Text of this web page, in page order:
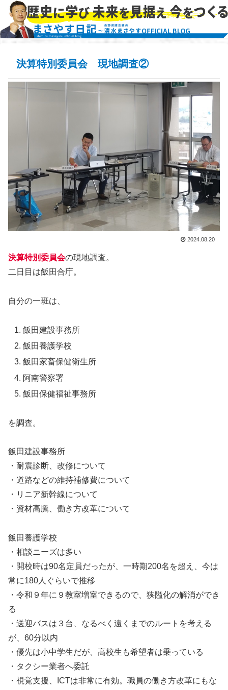
決算特別委員会 現地調査②
2024.08.20
決算特別委員会の現地調査。
二日目は飯田合庁。
自分の一班は、
飯田建設事務所
飯田養護学校
飯田家畜保健衛生所
阿南警察署
飯田保健福祉事務所
を調査。
飯田建設事務所
・耐震診断、改修について
・道路などの維持補修費について
・リニア新幹線について
・資材高騰、働き方改革について
飯田養護学校
・相談ニーズは多い
・開校時は90名定員だったが、一時期200名を超え、今は
常に180人ぐらいで推移
・令和９年に９教室増室できるので、狭隘化の解消ができ
る
・送迎バスは３台、なるべく遠くまでのルートを考える
が、60分以内
・優先は小中学生だが、高校生も希望者は乗っている
・タクシー業者へ委託
・視覚支援、ICTは非常に有効。職員の働き方改革にもな